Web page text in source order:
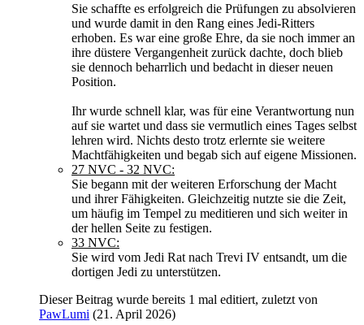
Sie schaffte es erfolgreich die Prüfungen zu absolvieren
und wurde damit in den Rang eines Jedi-Ritters
erhoben. Es war eine große Ehre, da sie noch immer an
ihre düstere Vergangenheit zurück dachte, doch blieb
sie dennoch beharrlich und bedacht in dieser neuen
Position.
Ihr wurde schnell klar, was für eine Verantwortung nun
auf sie wartet und dass sie vermutlich eines Tages selbst
lehren wird. Nichts desto trotz erlernte sie weitere
Machtfähigkeiten und begab sich auf eigene Missionen.
27 NVC - 32 NVC:
Sie begann mit der weiteren Erforschung der Macht
und ihrer Fähigkeiten. Gleichzeitig nutzte sie die Zeit,
um häufig im Tempel zu meditieren und sich weiter in
der hellen Seite zu festigen.
33 NVC:
Sie wird vom Jedi Rat nach Trevi IV entsandt, um die
dortigen Jedi zu unterstützen.
Dieser Beitrag wurde bereits 1 mal editiert, zuletzt von
PawLumi (21. April 2026)